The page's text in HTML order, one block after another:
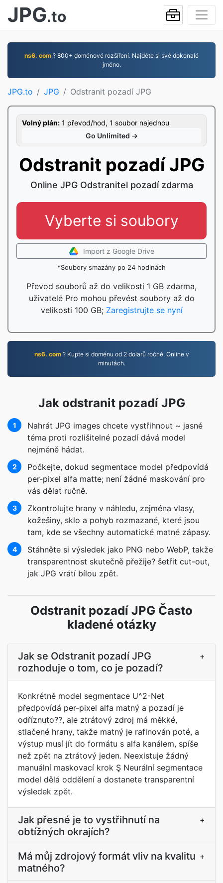
JPG.to
ns6. com ? 800+ doménové rozšíření. Najděte si své dokonalé
jméno.
JPG.to JPG Odstranit pozadí JPG
Volný plán: 1 převod/hod, 1 soubor najednou
Go Unlimited →
Odstranit pozadí JPG
Online JPG Odstranitel pozadí zdarma
Vyberte si soubory
Import z Google Drive
*Soubory smazány po 24 hodinách
Převod souborů až do velikosti 1 GB zdarma,
uživatelé Pro mohou převést soubory až do
velikosti 100 GB; Zaregistrujte se nyní
ns6. com? Kupte si doménu od 2 dolarů ročně. Online v
minutách.
Jak odstranit pozadí JPG
1
Nahrát JPG images chcete vystřihnout ~ jasné
téma proti rozlišitelné pozadí dává model
nejméně hádat.
2
Počkejte, dokud segmentace model předpovídá
per-pixel alfa matte; není žádné maskování pro
vás dělat ručně.
3
Zkontrolujte hrany v náhledu, zejména vlasy,
kožešiny, sklo a pohyb rozmazané, které jsou
tam, kde se všechny automatické matné zápasy.
4
Stáhněte si výsledek jako PNG nebo WebP, takže
transparentnost skutečně přežije? šetřit cut-out,
jak JPG vrátí bílou zpět.
Odstranit pozadí JPG Často
kladené otázky
Jak se Odstranit pozadí JPG
rozhoduje o tom, co je pozadí?
+
Konkrétně model segmentace U^2-Net
předpovídá per-pixel alfa matný a pozadí je
odříznuto??, ale ztrátový zdroj má měkké,
stlačené hrany, takže matný je rafinován poté, a
výstup musí jít do formátu s alfa kanálem, spíše
než zpět na ztrátový jeden. Neexistuje žádný
manuální maskovací krok Ş Neurální segmentace
model dělá oddělení a dostanete transparentní
výsledek zpět.
Jak přesné je to vystřihnutí na
obtížných okrajích?
+
Má můj zdrojový formát vliv na kvalitu
matného?
+